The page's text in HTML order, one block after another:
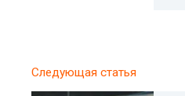
Следующая статья